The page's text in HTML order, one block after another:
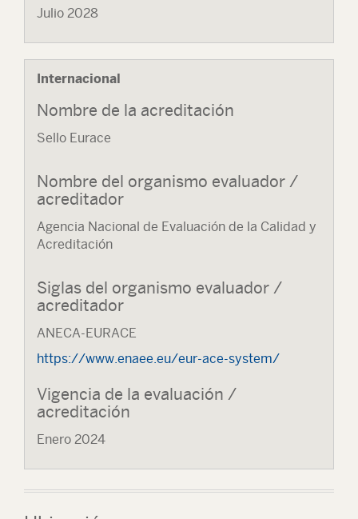
Julio 2028
Internacional
Nombre de la acreditación
Sello Eurace
Nombre del organismo evaluador /
acreditador
Agencia Nacional de Evaluación de la Calidad y
Acreditación
Siglas del organismo evaluador /
acreditador
ANECA-EURACE
https://www.enaee.eu/eur-ace-system/
Vigencia de la evaluación /
acreditación
Enero 2024